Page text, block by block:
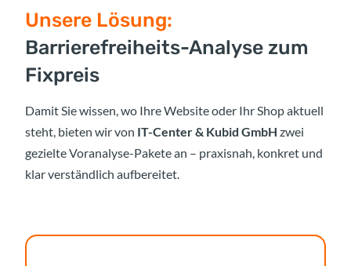
Unsere Lösung:
Barrierefreiheits-Analyse zum
Fixpreis
Damit Sie wissen, wo Ihre Website oder Ihr Shop aktuell
steht, bieten wir von IT-Center & Kubid GmbH zwei
gezielte Voranalyse-Pakete an – praxisnah, konkret und
klar verständlich aufbereitet.